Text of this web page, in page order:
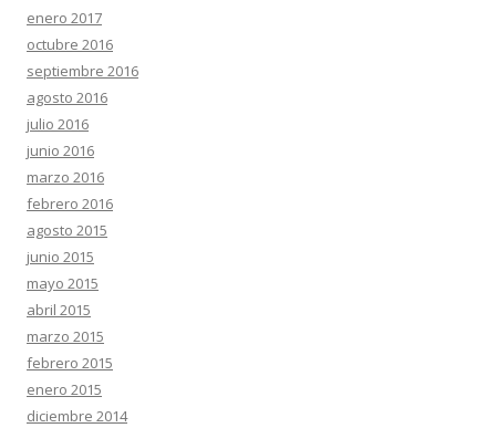
enero 2017
octubre 2016
septiembre 2016
agosto 2016
julio 2016
junio 2016
marzo 2016
febrero 2016
agosto 2015
junio 2015
mayo 2015
abril 2015
marzo 2015
febrero 2015
enero 2015
diciembre 2014